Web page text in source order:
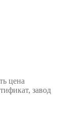
цена
завод